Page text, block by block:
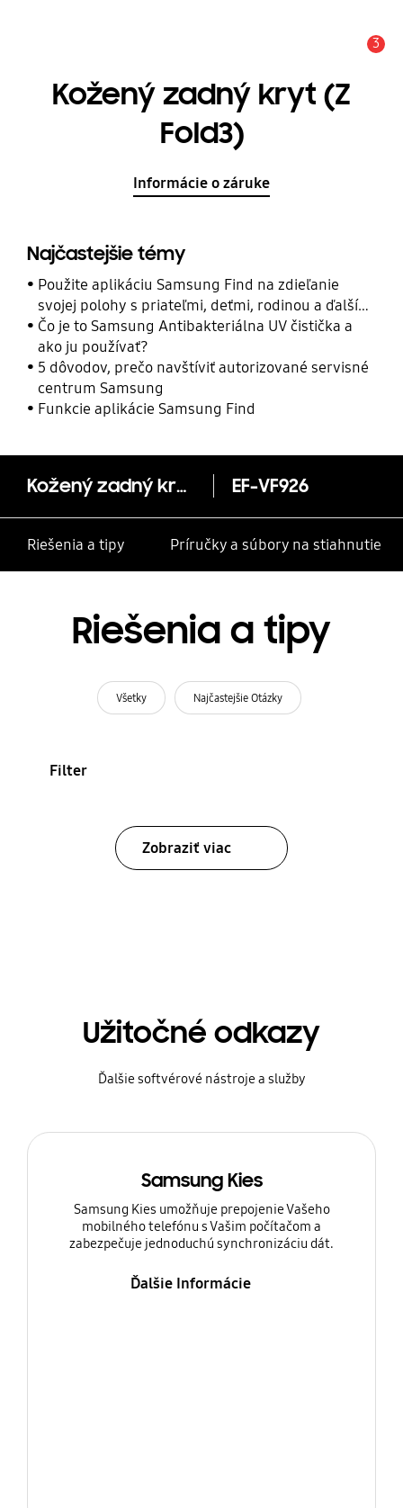
3
Kožený zadný kryt (Z
Fold3)
Informácie o záruke
Najčastejšie témy
Použite aplikáciu Samsung Find na zdieľanie
svojej polohy s priateľmi, deťmi, rodinou a ďalšími
kontaktmi
Čo je to Samsung Antibakteriálna UV čistička a
ako ju používať?
5 dôvodov, prečo navštíviť autorizované servisné
centrum Samsung
Funkcie aplikácie Samsung Find
Kožený zadný kryt (Z Fold3) EF-VF926
Riešenia a tipy Príručky a súbory na stiahnutie
Riešenia a tipy
Všetky Najčastejšie Otázky
Filter
Zobraziť viac
Užitočné odkazy
Ďalšie softvérové nástroje a služby
Samsung Kies
Samsung Kies umožňuje prepojenie Vašeho
mobilného telefónu s Vašim počítačom a
zabezpečuje jednoduchú synchronizáciu dát.
Ďalšie Informácie